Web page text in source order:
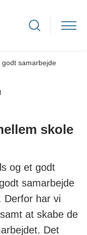
godt samarbejde
skole
og et godt
samarbejde
Derfor har vi
at skabe de
Det